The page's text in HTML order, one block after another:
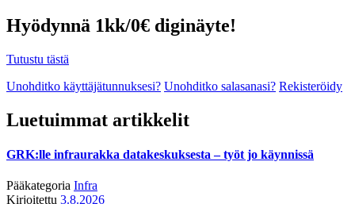
Hyödynnä 1kk/0€ diginäyte!
Tutustu tästä
Unohditko käyttäjätunnuksesi? Unohditko salasanasi? Rekisteröidy
Luetuimmat artikkelit
GRK:lle infraurakka datakeskuksesta – työt jo käynnissä
Pääkategoria Infra
Kirjoitettu 3.8.2026